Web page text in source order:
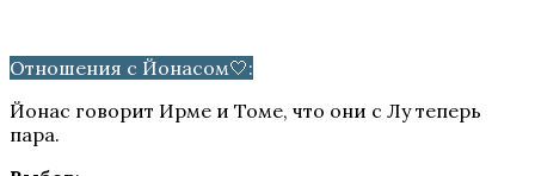
Отношения с Йонасом🤍:
Йонас говорит Ирме и Томе, что они с Лу теперь
пара.